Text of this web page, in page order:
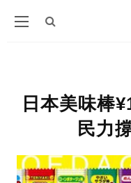
日本美味棒
民力